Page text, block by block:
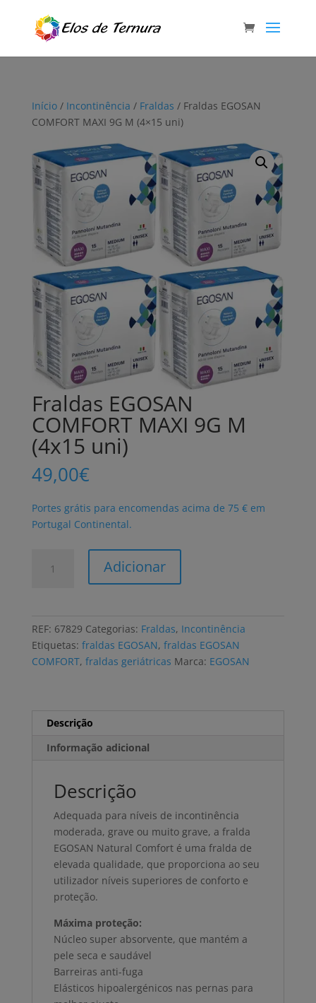
Início/ Incontinência / Fraldas / Fraldas EGOSAN
COMFORT MAXI 9G M (4×15 uni)
Fraldas EGOSAN
COMFORT MAXI 9G M
(4x15 uni)
49,00€
Portes grátis para encomendas acima de 75 € em
Portugal Continental.
Adicionar
REF: 67829 Categorias: Fraldas, Incontinência
Etiquetas: fraldas EGOSAN, fraldas EGOSAN
COMFORT, fraldas geriátricas Marca: EGOSAN
Descrição
Informação adicional
Descrição
Adequada para níveis de incontinência
moderada, grave ou muito grave, a fralda
EGOSAN Natural Comfort é uma fralda de
elevada qualidade, que proporciona ao seu
utilizador níveis superiores de conforto e
proteção.
Máxima proteção:
Núcleo super absorvente, que mantém a
pele seca e saudável
Barreiras anti-fuga
Elásticos hipoalergénicos nas pernas para